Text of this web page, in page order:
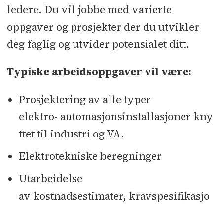
ledere. Du vil jobbe med varierte
oppgaver og prosjekter der du utvikler
deg faglig og utvider potensialet ditt.
Typiske arbeidsoppgaver vil være:
Prosjektering av alle typer
elektro- automasjonsinstallasjoner kny
ttet til industri og VA.
Elektrotekniske beregninger
Utarbeidelse
av kostnadsestimater, kravspesifikasjo